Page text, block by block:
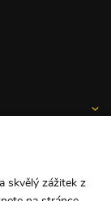
skvělý zážitek z